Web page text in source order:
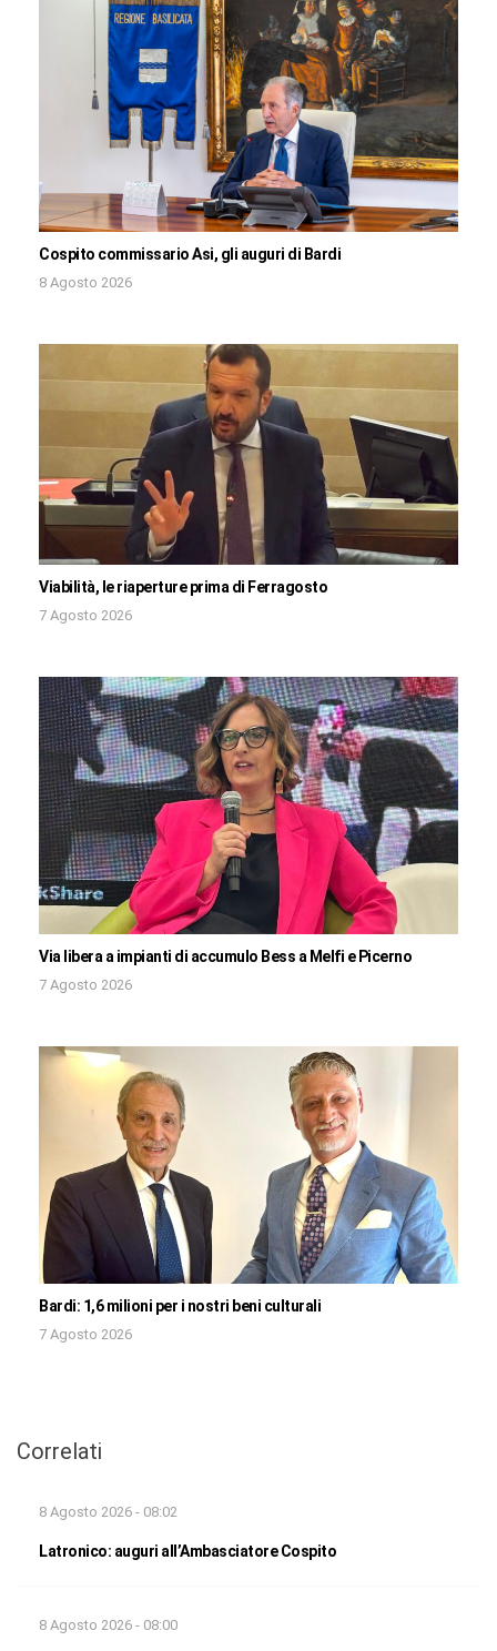
Cospito commissario Asi, gli auguri di Bardi
8 Agosto 2026
Viabilità, le riaperture prima di Ferragosto
7 Agosto 2026
Via libera a impianti di accumulo Bess a Melfi e Picerno
7 Agosto 2026
Bardi: 1,6 milioni per i nostri beni culturali
7 Agosto 2026
Correlati
8 Agosto 2026 - 08:02
Latronico: auguri all’Ambasciatore Cospito
8 Agosto 2026 - 08:00